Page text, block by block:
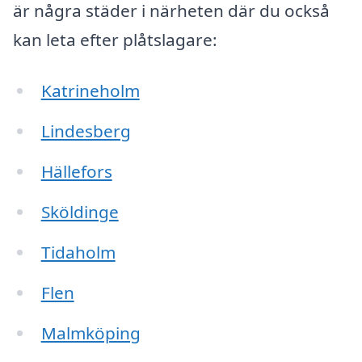
är några städer i närheten där du också
kan leta efter plåtslagare:
Katrineholm
Lindesberg
Hällefors
Sköldinge
Tidaholm
Flen
Malmköping